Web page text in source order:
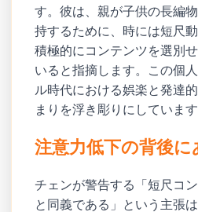
す。彼は、親が子供の長編
持するために、時には短尺
積極的にコンテンツを選別
いると指摘します。この個
ル時代における娯楽と発達
まりを浮き彫りにしています
注意力低下の背後に
チェンが警告する「短尺コ
と同義である」という主張